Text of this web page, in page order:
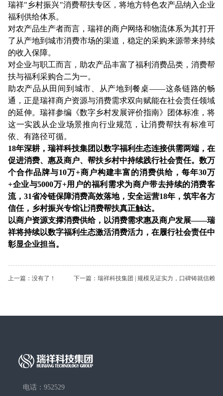
瑞祥"乡村振兴"消费帮扶专区，将地方特色农产品纳入企业
福利供给体系。
对农产品生产者而言，瑞祥的商户网络和物流体系为其打开
了从产地到城市消费市场的渠道，稳定的采购来源带来持续
的收入保障。
对企业与职工而言，助农产品丰富了福利消费品类，消费帮
扶与福利采购合二为一。
助农产品从田间到城市、从产地到餐桌——这条链路的畅
通，正是瑞祥商户资源与消费需求双向赋能在社会责任领域
的延伸。瑞祥参编《数字乡村发展评价指南》团体标准，将
这一实践从企业场景推向行业规范，让消费帮扶有标准可
依、有路径可循。
18年深耕，瑞祥科技集团以数字福利生态连接供需两端，在
促进消费、惠及商户、帮扶乡村中持续践行社会责任。数万
个合作品牌与10万+商户构建丰富的消费供给，每年30万
+企业与5000万+用户的福利需求为商户带去持续的消费客
流，31省冷链保障消费高效落地，安全运营18年，筑牢各方
信任，乡村振兴专馆让消费帮扶真正触达。
以商户资源支撑消费供给，以消费需求惠及商户发展——瑞
祥将持续以数字福利生态激活消费活力，在履行社会责任中
彰显企业担当。
上一篇：没有了！ 下一篇：瑞祥科技集团 | 规模见证实力，口碑铸就信赖
电话：952529